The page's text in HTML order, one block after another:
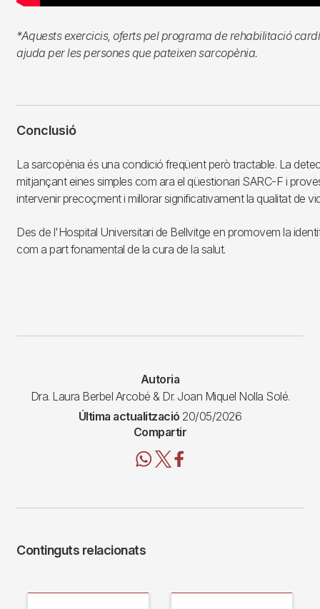
*Aquests exercicis, oferts pel programa de rehabilitació
ajuda per les persones que pateixen sarcopènia.
Conclusió
La sarcopènia és una condició freqüent però tractable. La
mitjançant eines simples com ara el qüestionari SARC-F i
intervenir precoçment i millorar significativament la qualitat de
Des de l'Hospital Universitari de Bellvitge en promovem la
com a part fonamental de la cura de la salut.
Autoria
Dra. Laura Berbel Arcobé & Dr. Joan Miquel Nolla Solé.
Última actualització 20/05/2026
Compartir
Continguts relacionats